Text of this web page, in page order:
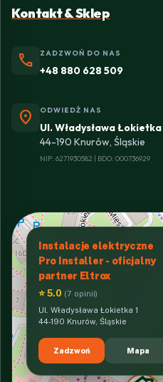
Kontakt & Sklep
phone ZADZWOŃ DO NAS
+48 880 628 509
location_on ODWIEDŹ NAS
Ul. Władysława Łokietka
44-190 Knurów, Śląskie
NIP: 6271930582 | BDO: 000736929
Instalacje elektryczne
Pro Installer - oficjalny
partner Eltrox
⭐ 5.0 (7 opinii)
Ul. Władysława Łokietka 1
44-190 Knurów, Śląskie
Zadzwoń Mapa